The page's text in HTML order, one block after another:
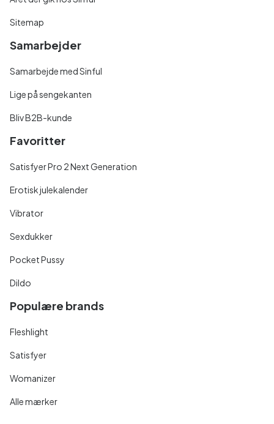
Sitemap
Samarbejder
Samarbejde med Sinful
Lige på sengekanten
Bliv B2B-kunde
Favoritter
Satisfyer Pro 2 Next Generation
Erotisk julekalender
Vibrator
Sexdukker
Pocket Pussy
Dildo
Populære brands
Fleshlight
Satisfyer
Womanizer
Alle mærker